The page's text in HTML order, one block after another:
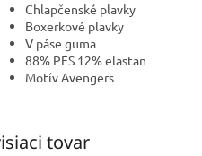
Chlapčenské plavky
Boxerkové plavky
V páse guma
88% PES 12% elastan
Motív Avengers
tovar